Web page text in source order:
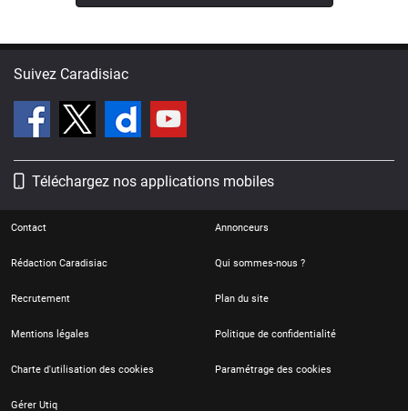
Suivez Caradisiac
Téléchargez nos applications mobiles
Contact Annonceurs
Rédaction Caradisiac Qui sommes-nous ?
Recrutement Plan du site
Mentions légales Politique de confidentialité
Charte d'utilisation des cookies Paramétrage des cookies
Gérer Utiq